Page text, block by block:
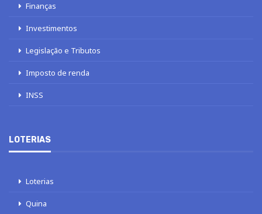
Finanças
Investimentos
Legislação e Tributos
Imposto de renda
INSS
LOTERIAS
Loterias
Quina